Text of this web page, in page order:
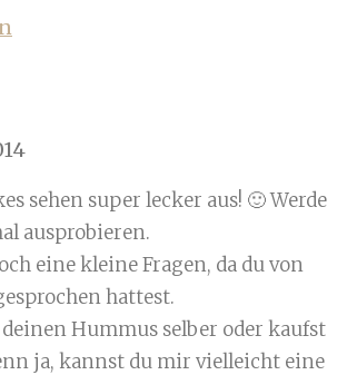
sehen super lecker aus! 🙂 Werde
ausprobieren.
eine kleine Fragen, da du von
hattest.
Hummus selber oder kaufst
ja, kannst du mir vielleicht eine